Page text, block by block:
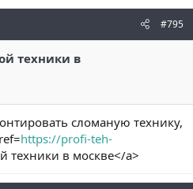
#795
техники в
сломаную технику,
https://profi-teh-
техники в москве</a>